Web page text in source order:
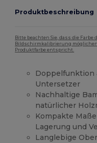
Produktbeschreibung
Bitte beachten Sie, dass die
Bildschirmkalibrierung
Produktfarbe entspricht.
Doppelfunktion
Untersetzer
Nachhaltige
natürlicher
Kompakte
Lagerung und
Langlebige